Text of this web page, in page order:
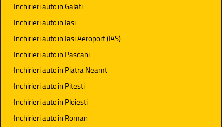
Inchirieri auto in Galati
Inchirieri auto in Iasi
Inchirieri auto in Iasi Aeroport (IAS)
Inchirieri auto in Pascani
Inchirieri auto in Piatra Neamt
Inchirieri auto in Pitesti
Inchirieri auto in Ploiesti
Inchirieri auto in Roman